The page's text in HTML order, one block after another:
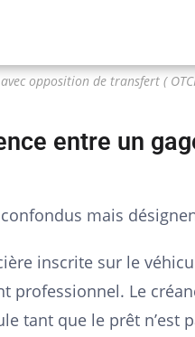
opposition de transfert (
entre un
mais
inscrite sur le
professionnel. Le
tant que le prêt n’est